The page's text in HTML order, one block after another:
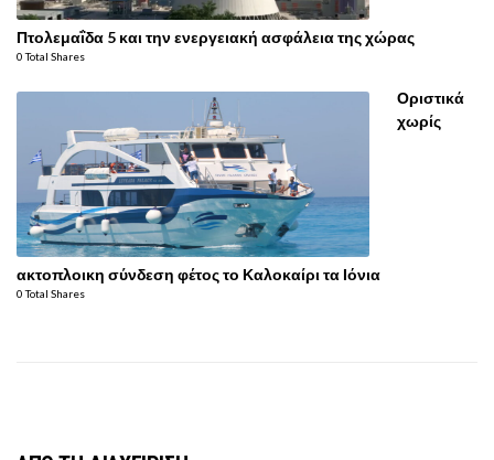
Πτολεμαΐδα 5 και την ενεργειακή ασφάλεια της χώρας
0 Total Shares
Οριστικά
χωρίς
ακτοπλοικη σύνδεση φέτος το Καλοκαίρι τα Ιόνια
0 Total Shares